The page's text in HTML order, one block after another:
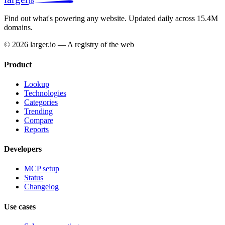
Find out what's powering any website. Updated daily across 15.4M
domains.
© 2026 larger.io — A registry of the web
Product
Lookup
Technologies
Categories
Trending
Compare
Reports
Developers
MCP setup
Status
Changelog
Use cases